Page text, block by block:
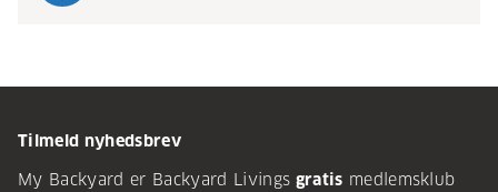
Tilmeld nyhedsbrev
My Backyard er Backyard Livings gratis medlemsklub